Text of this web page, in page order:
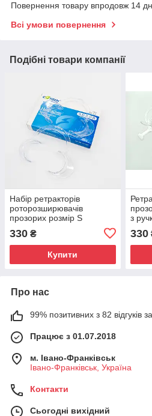
Повернення товару впродовж 14
Всі умови повернення
Подібні товари компанії
Набір ретракторів
роторозширювачів
прозорих розмір S
330 ₴
Купити
з
330
Про нас
99% позитивних з 82 відгуків
Працює з 01.07.2018
м. Івано-Франківськ
Івано-Франківськ, Україна
Контакти
Сьогодні вихідний